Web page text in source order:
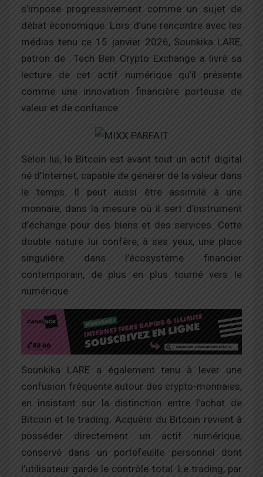
s’impose progressivement comme un sujet de
débat économique. Lors d’une rencontre avec les
médias tenu ce 15 janvier 2026, Sounkika LARE,
patron de Tech Ben Crypto Exchange a livré sa
lecture de cet actif numérique qu’il présente
comme une innovation financière porteuse de
valeur et de confiance.
Selon lui, le Bitcoin est avant tout un actif digital
né d’Internet, capable de générer de la valeur dans
le temps. Il peut aussi être assimilé à une
monnaie, dans la mesure où il sert d’instrument
d’échange pour des biens et des services. Cette
double nature lui confère, à ses yeux, une place
singulière dans l’écosystème financier
contemporain, de plus en plus tourné vers le
numérique.
Sounkika LARE a également tenu à lever une
confusion fréquente autour des crypto-monnaies,
en insistant sur la distinction entre l’achat de
Bitcoin et le trading. Acquérir du Bitcoin revient à
posséder directement un actif numérique,
conservé dans un portefeuille personnel dont
l’utilisateur garde le contrôle total. Le trading, par